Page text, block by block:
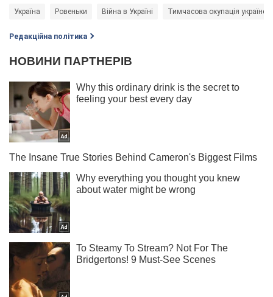
Україна Ровеньки Війна в Україні Тимчасова окупація
Редакційна політика